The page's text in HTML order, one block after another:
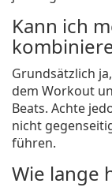
Kann ich
Grundsätzlich
dem Workout
Beats. Achte
nicht
führen.
Wie lange